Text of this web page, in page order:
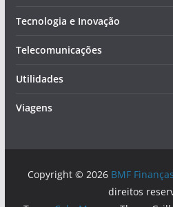
Tecnologia e Inovação
Telecomunicações
Utilidades
Viagens
Copyright © 2026 BMF
direitos